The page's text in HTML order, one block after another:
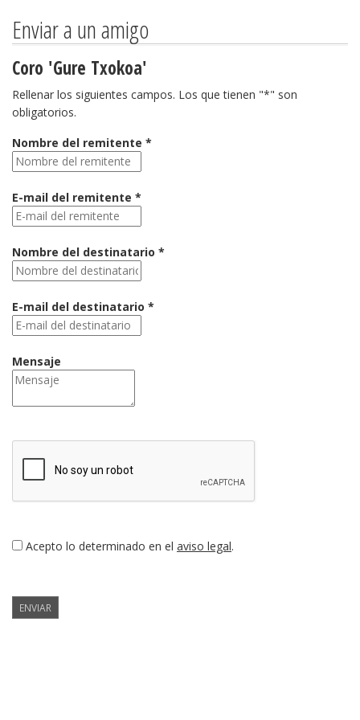
Enviar a un amigo
Coro 'Gure Txokoa'
Rellenar los siguientes campos. Los que tienen "*" son
obligatorios.
Nombre del remitente *
E-mail del remitente *
Nombre del destinatario *
E-mail del destinatario *
Mensaje
Acepto lo determinado en el aviso legal.
ENVIAR